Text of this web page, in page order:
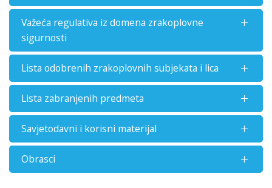
Važeća regulativa iz domena zrakoplovne
sigurnosti
Lista odobrenih zrakoplovnih subjekata i lica
Lista zabranjenih predmeta
Savjetodavni i korisni materijal
Obrasci